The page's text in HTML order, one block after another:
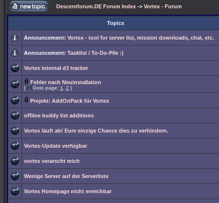
Descentforum.DE Forum Index -> Vortex - Forum
Topics
Announcement: Vortex - tool for server list, mission downloads, chat, etc.
Announcement: Tasklist / To-Do-Pile :)
Vortex internal d3 tracker
Fehler nach Neuinstallation
[ Goto page: 1 2 ]
Projekt: AddOnPack für Vortex
offline buddy list additions
Vortex läuft ab! Eure einzige Chance dies zu verhindern.
Vortex-Update verfügbar
vortex verarscht mich
Wenige Server auf der Serverliste
Vortex Homepage nicht erreichbar